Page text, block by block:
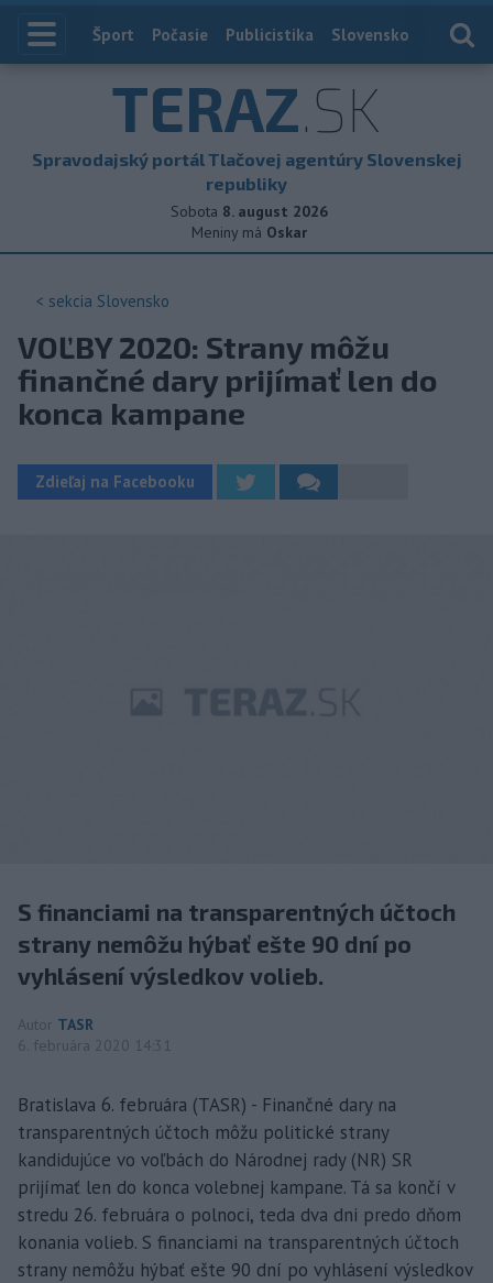
Index
Šport Počasie Publicistika Slovensko
TERAZ.SK
Spravodajský portál Tlačovej agentúry Slovenskej
republiky
Sobota 8. august 2026
Meniny má Oskar
< sekcia Slovensko
VOĽBY 2020: Strany môžu
finančné dary prijímať len do
konca kampane
Zdieľaj na Facebooku
S financiami na transparentných účtoch
strany nemôžu hýbať ešte 90 dní po
vyhlásení výsledkov volieb.
Autor TASR
6. februára 2020 14:31
Bratislava 6. februára (TASR) - Finančné dary na
transparentných účtoch môžu politické strany
kandidujúce vo voľbách do Národnej rady (NR) SR
prijímať len do konca volebnej kampane. Tá sa končí v
stredu 26. februára o polnoci, teda dva dni predo dňom
konania volieb. S financiami na transparentných účtoch
strany nemôžu hýbať ešte 90 dní po vyhlásení výsledkov